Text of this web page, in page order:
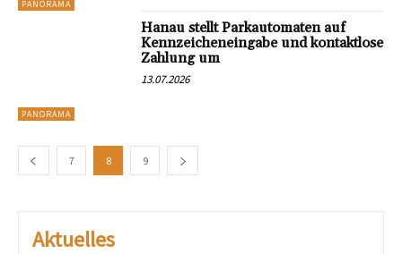
PANORAMA
PANORAMA
Hanau stellt Parkautomaten auf
Kennzeicheneingabe und kontaktlose
Zahlung um
13.07.2026
7 8 9
Aktuelles